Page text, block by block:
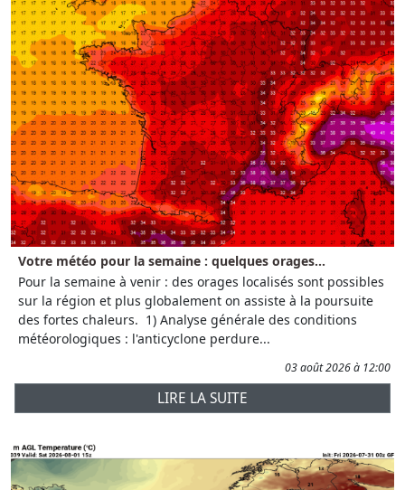
Votre météo pour la semaine : quelques orages...
Pour la semaine à venir : des orages localisés sont possibles
sur la région et plus globalement on assiste à la poursuite
des fortes chaleurs. 1) Analyse générale des conditions
météorologiques : l'anticyclone perdure...
03 août 2026 à 12:00
LIRE LA SUITE